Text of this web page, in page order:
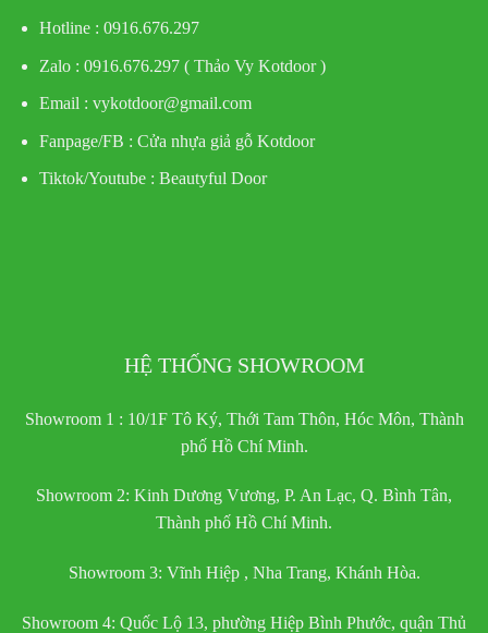
Hotline : 0916.676.297
Zalo : 0916.676.297 ( Thảo Vy Kotdoor )
Email : vykotdoor@gmail.com
Fanpage/FB : Cửa nhựa giả gỗ Kotdoor
Tiktok/Youtube : Beautyful Door
HỆ THỐNG SHOWROOM
Showroom 1 : 10/1F Tô Ký, Thới Tam Thôn, Hóc Môn, Thành
phố Hồ Chí Minh.
Showroom 2: Kinh Dương Vương, P. An Lạc, Q. Bình Tân,
Thành phố Hồ Chí Minh.
Showroom 3: Vĩnh Hiệp , Nha Trang, Khánh Hòa.
Showroom 4: Quốc Lộ 13, phường Hiệp Bình Phước, quận Thủ